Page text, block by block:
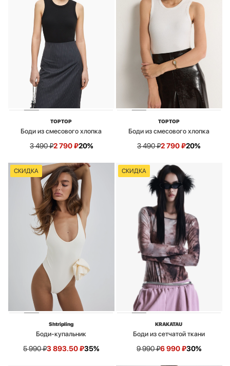
TOPTOP
Боди из смесового хлопка
3 490₽2 790₽20%
TOPTOP
Боди из смесового хлопка
3 490₽2 790₽20%
СКИДКА
Shtripling
Боди-купальник
5 990₽3 893.50₽35%
СКИДКА
KRAKATAU
Боди из сетчатой ткани
9 990₽6 990₽30%